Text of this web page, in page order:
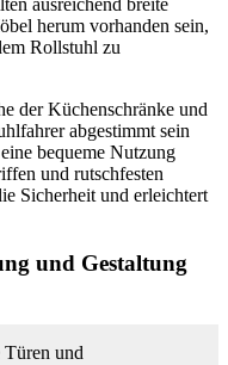
ausreichend breite
herum vorhanden sein,
Rollstuhl zu
der Küchenschränke und
abgestimmt sein
bequeme Nutzung
und rutschfesten
Sicherheit und erleichtert
und Gestaltung
Türen und